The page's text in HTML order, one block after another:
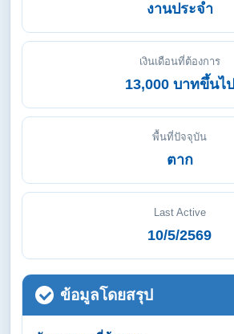
งานประจำ
เงินเดือนที่ต้องการ
13,000 บาทขึ้นไป
พื้นที่ปัจจุบัน
ตาก
Last Active
10/5/2569
ข้อมูลโดยสรุป